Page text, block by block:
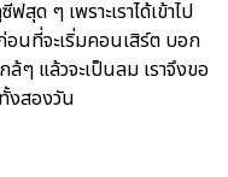
สุด ๆ เพราะเราได้เข้าไป
นที่จะเริ่มคอนเสิร์ต บอก
ล้ๆ แล้วจะเป็นลม เราจึงขอ
งสองวัน